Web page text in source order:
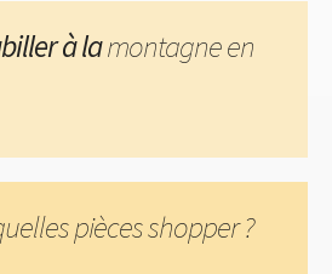
à lamontagne en
pièces shopper ?